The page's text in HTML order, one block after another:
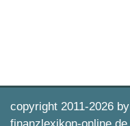
copyright 2011-2026 by